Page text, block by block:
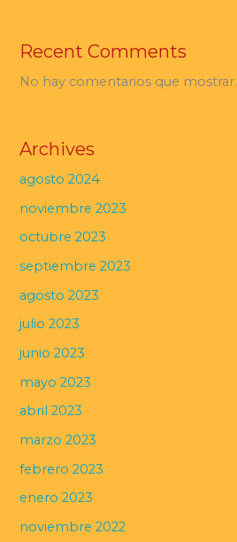
Recent Comments
No hay comentarios que mostrar.
Archives
agosto 2024
noviembre 2023
octubre 2023
septiembre 2023
agosto 2023
julio 2023
junio 2023
mayo 2023
abril 2023
marzo 2023
febrero 2023
enero 2023
noviembre 2022